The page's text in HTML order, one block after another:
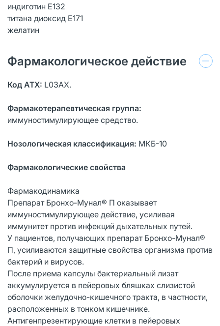
индиготин Е132
титана диоксид Е171
желатин
Фармакологическое действие
Код ATX: L03AX.
Фармакотерапевтическая группа:
иммуностимулирующее средство.
Нозологическая классификация: МКБ-10
Фармакологические свойства
Фармакодинамика
Препарат Бронхо-Мунал® П оказывает
иммуностимулирующее действие, усиливая
иммунитет против инфекций дыхательных путей.
У пациентов, получающих препарат Бронхо-Мунал®
П, усиливаются защитные свойства организма против
бактерий и вирусов.
После приема капсулы бактериальный лизат
аккумулируется в пейеровых бляшках слизистой
оболочки желудочно-кишечного тракта, в частности,
расположенных в тонком кишечнике.
Антигенпрезентирующие клетки в пейеровых